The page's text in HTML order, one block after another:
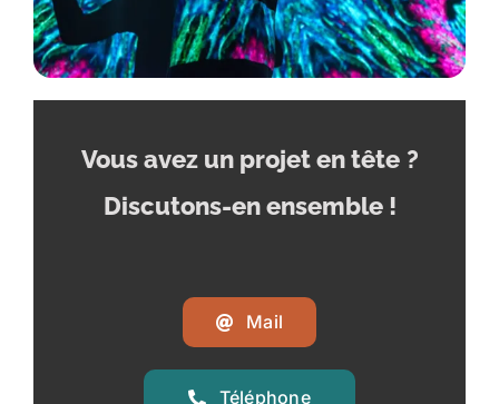
Vous avez un projet en tête ?
Discutons-en ensemble !
Mail
Téléphone